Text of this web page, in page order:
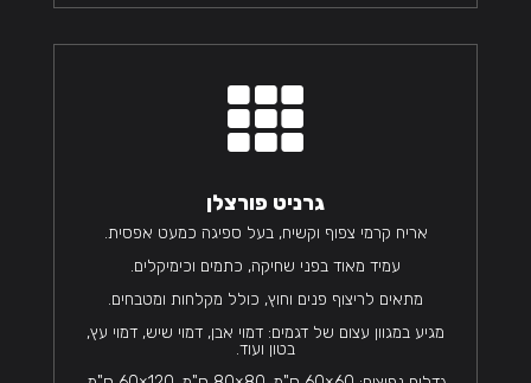

גרניט פורצלן
אריח קרמי צפוף וקשיח, בעל ספיגה כמעט אפסית.
עמיד מאוד בפני שחיקה, כתמים וכימיקלים.
מתאים לריצוף פנים וחוץ, כולל מקלחות ומטבחים.
מגיע במגוון עצום של דגמים: דמוי אבן, דמוי שיש, דמוי עץ,
בטון ועוד.